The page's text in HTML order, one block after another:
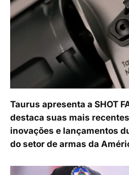
Taurus apresenta a SHOT
destaca suas mais
inovações e lançamentos
do setor de armas da